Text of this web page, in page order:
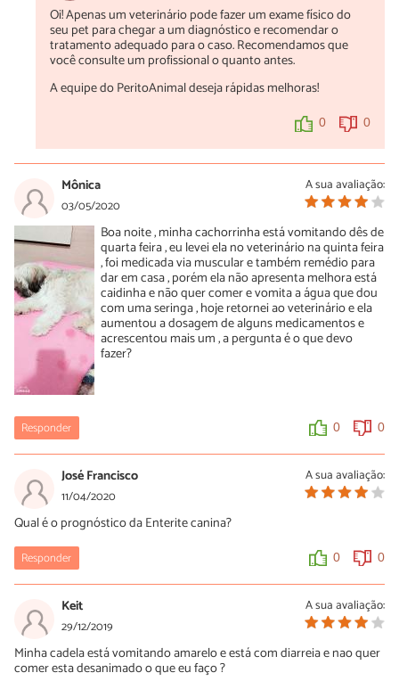
Oi! Apenas um veterinário pode fazer um exame físico do
seu pet para chegar a um diagnóstico e recomendar o
tratamento adequado para o caso. Recomendamos que
você consulte um profissional o quanto antes.
A equipe do PeritoAnimal deseja rápidas melhoras!
0 0
A sua avaliação:
Mônica
03/05/2020
Boa noite , minha cachorrinha está vomitando dês de
quarta feira , eu levei ela no veterinário na quinta feira
, foi medicada via muscular e também remédio para
dar em casa , porém ela não apresenta melhora está
caidinha e não quer comer e vomita a água que dou
com uma seringa , hoje retornei ao veterinário e ela
aumentou a dosagem de alguns medicamentos e
acrescentou mais um , a pergunta é o que devo
fazer?
Responder 0 0
A sua avaliação:
José Francisco
11/04/2020
Qual é o prognóstico da Enterite canina?
Responder 0 0
A sua avaliação:
Keit
29/12/2019
Minha cadela está vomitando amarelo e está com diarreia e nao quer
comer esta desanimado o que eu faço ?